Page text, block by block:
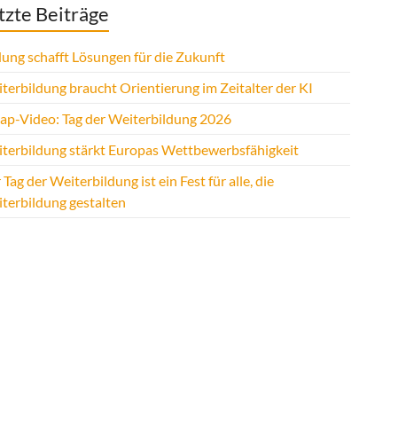
Beiträge
schafft Lösungen für die Zukunft
braucht Orientierung im Zeitalter der KI
Video: Tag der Weiterbildung 2026
stärkt Europas Wettbewerbsfähigkeit
Tag der Weiterbildung ist ein Fest für alle, die
gestalten